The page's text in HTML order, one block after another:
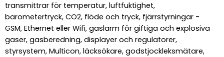
transmittrar för temperatur, luftfuktighet,
barometertryck, CO2, flöde och tryck, fjärrstyrningar -
GSM, Ethernet eller Wifi, gaslarm för giftiga och explosiva
gaser, gasberedning, displayer och regulatorer,
styrsystem, Multicon, läcksökare, godstjockleksmätare,